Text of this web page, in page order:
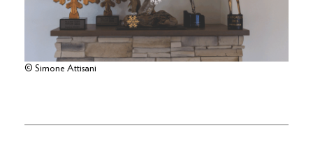
© Simone Attisani